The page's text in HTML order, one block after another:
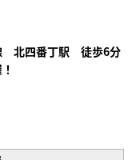
北四番丁駅 徒歩6分